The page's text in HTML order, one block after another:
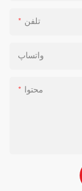
تلفن
واتساپ
محتوا